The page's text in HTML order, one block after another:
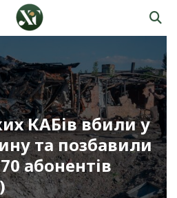
КАБів вбили у
та позбавили
абонентів